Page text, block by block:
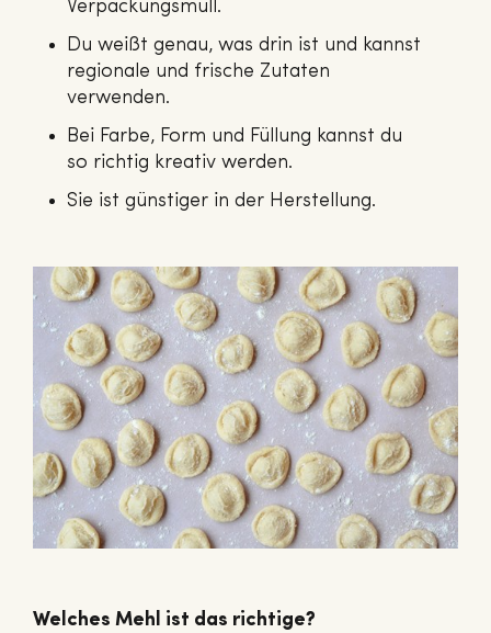
Verpackungsmüll.
Du weißt genau, was drin ist und kannst
regionale und frische Zutaten
verwenden.
Bei Farbe, Form und Füllung kannst du
so richtig kreativ werden.
Sie ist günstiger in der Herstellung.
Welches Mehl ist das richtige?